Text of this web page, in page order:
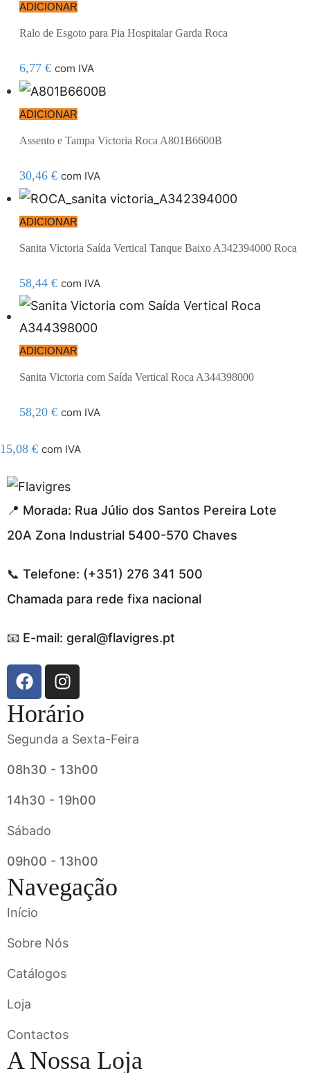
ADICIONAR
Ralo de Esgoto para Pia Hospitalar Garda Roca
6,77 € com IVA
ADICIONAR
Assento e Tampa Victoria Roca A801B6600B
30,46 € com IVA
ADICIONAR
Sanita Victoria Saída Vertical Tanque Baixo A342394000 Roca
58,44 € com IVA
ADICIONAR
Sanita Victoria com Saída Vertical Roca A344398000
58,20 € com IVA
15,08 € com IVA
bahsegel
📍 Morada: Rua Júlio dos Santos Pereira Lote
20A Zona Industrial 5400-570 Chaves
📞 Telefone: (+351) 276 341 500
Chamada para rede fixa nacional
📧 E-mail: geral@flavigres.pt
Horário
Segunda a Sexta-Feira
08h30 - 13h00
14h30 - 19h00
Sábado
09h00 - 13h00
Navegação
Início
Sobre Nós
Catálogos
Loja
Contactos
A Nossa Loja